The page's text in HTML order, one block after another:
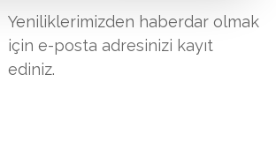
Yeniliklerimizden haberdar olmak
için e-posta adresinizi kayıt
ediniz.